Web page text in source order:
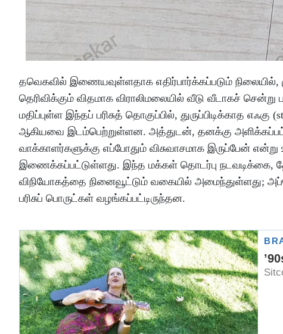
தவெகவில் இணையவுள்ளதாக எதிர்பார்க்கப்படும்
தெரிவிக்கும் விதமாக விராலிமலையில் வீடு வீடாகச்
மதிப்புள்ள இந்தப் பரிசுத் தொகுப்பில், துருப்பிடிக்காத எஃகு
ஆகியவை இடம்பெற்றுள்ளன. அத்துடன், தனக்கு அளிக்கப்பட்ட
வாக்காளர்களுக்கு எப்போதும் விசுவாசமாக இருப்பேன்
இணைக்கப்பட்டுள்ளது. இந்த மக்கள் தொடர்பு நடவடிக்கை,
விநியோகத்தை நினைவூட்டும் வகையில் அமைந்துள்ளது;
பரிசுப் பொருட்கள் வழங்கப்பட்டிருந்தன.